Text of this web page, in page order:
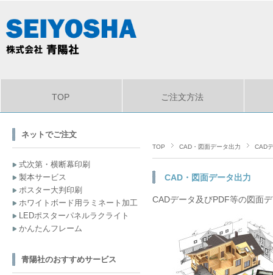
TOP ご注文方法
TOP CAD・図面データ出力 CAD
CAD・図面データ出力
CADデータ及びPDF等の図面
ネットでご注文
式次第・横断幕印刷
製本サービス
ポスター大判印刷
ホワイトボード用ラミネート加工
LEDポスターパネルラクライト
かんたんフレーム
青陽社のおすすめサービス